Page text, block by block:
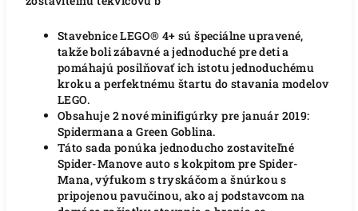
Stavebnice LEGO® 4+ sú špeciálne upravené,
takže boli zábavné a jednoduché pre deti a
pomáhajú posilňovať ich istotu jednoduchému
kroku a perfektnému štartu do stavania modelov
LEGO.
Obsahuje 2 nové minifigúrky pre január 2019:
Spidermana a Green Goblina.
Táto sada ponúka jednoducho zostaviteľné
Spider-Manove auto s kokpitom pre Spider-
Mana, výfukom s tryskáčom a šnúrkou s
pripojenou pavučinou, ako aj podstavcom na